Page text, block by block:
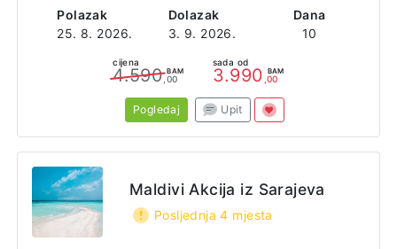
Polazak
25. 8. 2026.
Dolazak
3. 9. 2026.
Dana
10
cijena
4.590 BAM
,00
sada od
3.990 BAM
,00
Pogledaj Upit
Maldivi Akcija iz Sarajeva
Posljednja 4 mjesta